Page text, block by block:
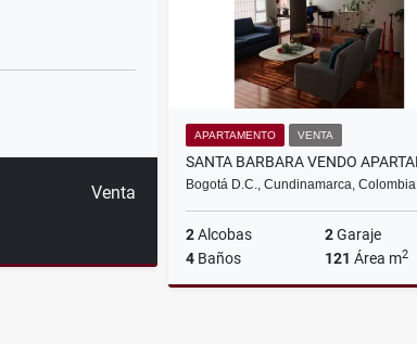
Venta
APARTAMENTO VENTA
Bogotá D.C., Cundinamarca, Colombia
2Alcobas 2Garaje
4 Baños 121 Área m2